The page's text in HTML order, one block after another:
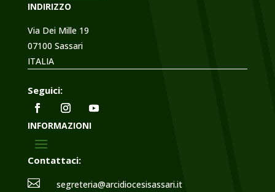
INDIRIZZO
Via Dei Mille 19
07100 Sassari
ITALIA
Seguici:
INFORMAZIONI
Contattaci:

segreteria@arcidiocesisassari.it